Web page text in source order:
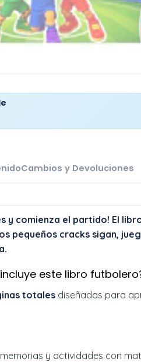
Cambios y Devoluciones
y comienza el partido! El
pequeños cracks sigan,
este libro
totales diseñadas para
y actividades con